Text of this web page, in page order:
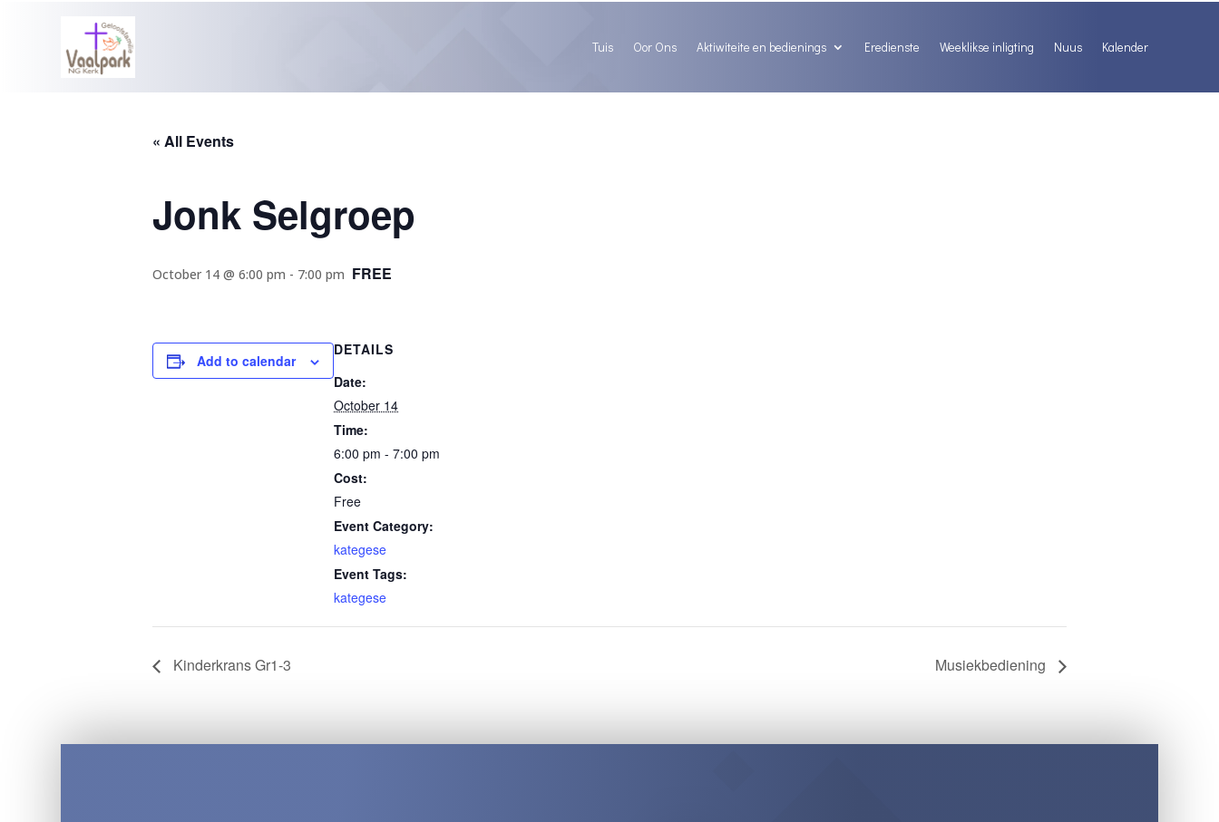
Tuis Oor Ons Aktiwiteite en bedienings Eredienste Weeklikse inligting Nuus Kalender
« All Events
Jonk Selgroep
October 14 @ 6:00 pm - 7:00 pm FREE
Add to calendar
DETAILS
Date:
October 14
Time:
6:00 pm - 7:00 pm
Cost:
Free
Event Category:
kategese
Event Tags:
kategese
Kinderkrans Gr1-3 Musiekbediening